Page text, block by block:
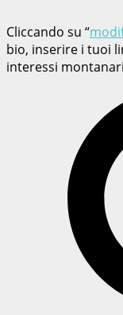
Cliccando su “
bio, inserire i tuoi
interessi